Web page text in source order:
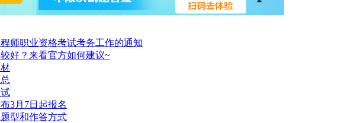
师职业资格考试考务工作的通知
好？来看官方如何建议~
3月7日起报名
型和作答方式